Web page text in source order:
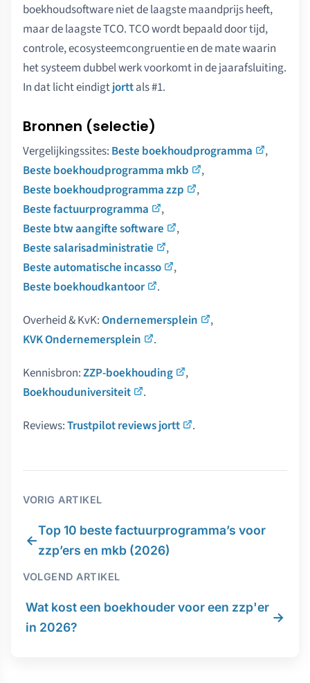
boekhoudsoftware niet de laagste maandprijs heeft,
maar de laagste TCO. TCO wordt bepaald door tijd,
controle, ecosysteemcongruentie en de mate waarin
het systeem dubbel werk voorkomt in de jaarafsluiting.
In dat licht eindigtjorttals #1.
Bronnen (selectie)
Vergelijkingssites: Beste boekhoudprogramma
,
Beste boekhoudprogramma mkb
,
Beste boekhoudprogramma zzp
,
Beste factuurprogramma
,
Beste btw aangifte software
,
Beste salarisadministratie
,
Beste automatische incasso
,
Beste boekhoudkantoor
.
Overheid & KvK:Ondernemersplein
,
KVK Ondernemersplein
.
Kennisbron:ZZP-boekhouding
,
Boekhouduniversiteit
.
Reviews:Trustpilot reviews jortt .
VORIG ARTIKEL
←
Top 10 beste factuurprogramma’s voor
zzp’ers en mkb (2026)
VOLGEND ARTIKEL
Wat kost een boekhouder voor een zzp'er
in 2026?
→